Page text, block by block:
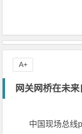
网关网桥在未
中国现场总线
A+